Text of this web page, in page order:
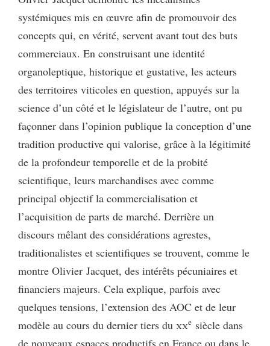
systémiques mis en œuvre afin de promouvoir des
concepts qui, en vérité, servent avant tout des buts
commerciaux. En construisant une identité
organoleptique, historique et gustative, les acteurs
des territoires viticoles en question, appuyés sur la
science d’un côté et le législateur de l’autre, ont pu
façonner dans l’opinion publique la conception d’une
tradition productive qui valorise, grâce à la légitimité
de la profondeur temporelle et de la probité
scientifique, leurs marchandises avec comme
principal objectif la commercialisation et
l’acquisition de parts de marché. Derrière un
discours mêlant des considérations agrestes,
traditionalistes et scientifiques se trouvent, comme le
montre Olivier Jacquet, des intérêts pécuniaires et
financiers majeurs. Cela explique, parfois avec
quelques tensions, l’extension des AOC et de leur
modèle au cours du dernier tiers du xxe siècle dans
de nouveaux espaces productifs en France ou dans le